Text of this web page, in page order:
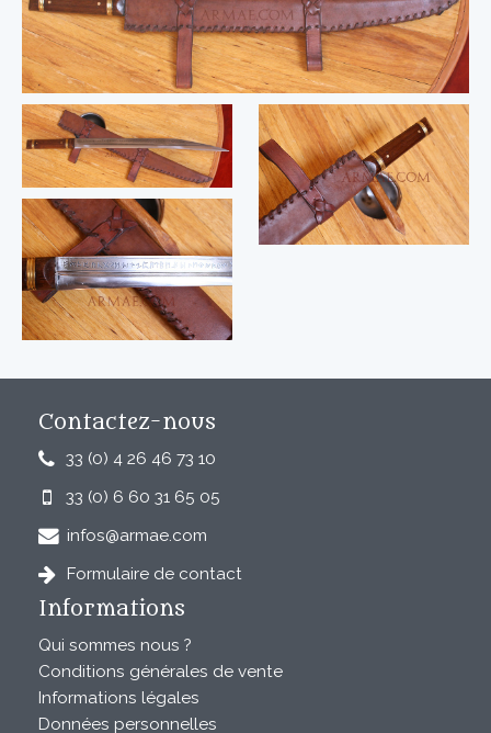
Contactez-nous
33 (0) 4 26 46 73 10
33 (0) 6 60 31 65 05
infos@armae.com
Formulaire de contact
Informations
Qui sommes nous ?
Conditions générales de vente
Informations légales
Données personnelles